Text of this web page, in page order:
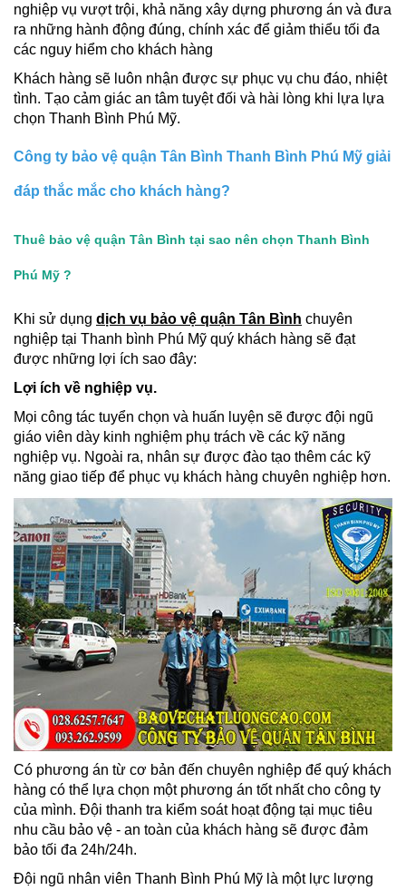
nghiệp vụ vượt trội, khả năng xây dựng phương án và đưa
ra những hành động đúng, chính xác để giảm thiểu tối đa
các nguy hiểm cho khách hàng
Khách hàng sẽ luôn nhận được sự phục vụ chu đáo, nhiệt
tình. Tạo cảm giác an tâm tuyệt đối và hài lòng khi lựa lựa
chọn Thanh Bình Phú Mỹ.
Công ty bảo vệ quận Tân Bình Thanh Bình Phú Mỹ giải
đáp thắc mắc cho khách hàng?
Thuê bảo vệ quận Tân Bình tại sao nên chọn Thanh Bình
Phú Mỹ ?
Khi sử dụng dịch vụ bảo vệ quận Tân Bình chuyên
nghiệp tại Thanh bình Phú Mỹ quý khách hàng sẽ đạt
được những lợi ích sao đây:
Lợi ích về nghiệp vụ.
Mọi công tác tuyển chọn và huấn luyện sẽ được đội ngũ
giáo viên dày kinh nghiệm phụ trách về các kỹ năng
nghiệp vụ. Ngoài ra, nhân sự được đào tạo thêm các kỹ
năng giao tiếp để phục vụ khách hàng chuyên nghiệp hơn.
Có phương án từ cơ bản đến chuyên nghiệp để quý khách
hàng có thể lựa chọn một phương án tốt nhất cho công ty
của mình. Đội thanh tra kiểm soát hoạt động tại mục tiêu
nhu cầu bảo vệ - an toàn của khách hàng sẽ được đảm
bảo tối đa 24h/24h.
Đội ngũ nhân viên Thanh Bình Phú Mỹ là một lực lượng